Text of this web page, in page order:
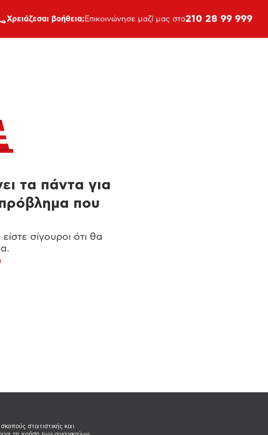
στατιστικής και
Xρειάζεσαι βοήθεια; Επικοινώνησε μαζί μας στο210 28 99 999
τα πάντα για
που
σίγουροι ότι θα